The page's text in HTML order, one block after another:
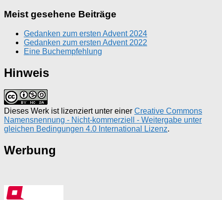
Meist gesehene Beiträge
Gedanken zum ersten Advent 2024
Gedanken zum ersten Advent 2022
Eine Buchempfehlung
Hinweis
Dieses Werk ist lizenziert unter einer Creative Commons
Namensnennung - Nicht-kommerziell - Weitergabe unter
gleichen Bedingungen 4.0 International Lizenz.
Werbung